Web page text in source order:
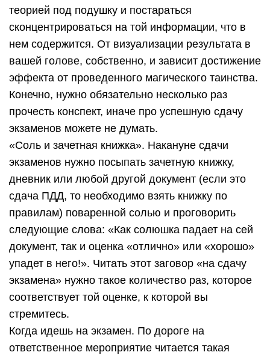
теорией под подушку и постараться
сконцентрироваться на той информации, что в
нем содержится. От визуализации результата в
вашей голове, собственно, и зависит достижение
эффекта от проведенного магического таинства.
Конечно, нужно обязательно несколько раз
прочесть конспект, иначе про успешную сдачу
экзаменов можете не думать.
«Соль и зачетная книжка». Накануне сдачи
экзаменов нужно посыпать зачетную книжку,
дневник или любой другой документ (если это
сдача ПДД, то необходимо взять книжку по
правилам) поваренной солью и проговорить
следующие слова: «Как солюшка падает на сей
документ, так и оценка «отлично» или «хорошо»
упадет в него!». Читать этот заговор «на сдачу
экзамена» нужно такое количество раз, которое
соответствует той оценке, к которой вы
стремитесь.
Когда идешь на экзамен. По дороге на
ответственное мероприятие читается такая